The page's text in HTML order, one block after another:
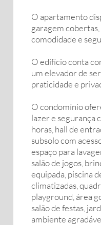
O apartamento
garagem
comodidade e
O edifício conta
um elevador de
praticidade e
O condomínio
lazer e segurança
horas, hall de
subsolo com
espaço para
salão de jogos,
equipada, piscina
climatizadas,
playground, área
salão de festas,
ambiente